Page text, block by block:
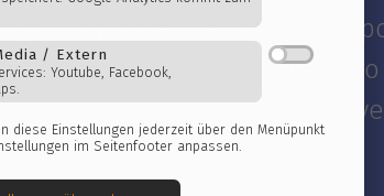
Essenziell
Für die Dauer Ihrer Nutzung wird ein
Cookie gespeichert. Google Analytics kommt
Einsatz.
Social-Media / Extern
Externe Services: Youtube, Facebook,
styles. All tables are
to see how it looks like.
different colors for